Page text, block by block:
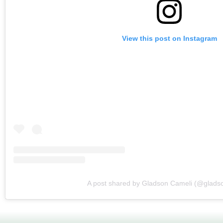
View this post on Instagram
A post shared by Gladson Cameli